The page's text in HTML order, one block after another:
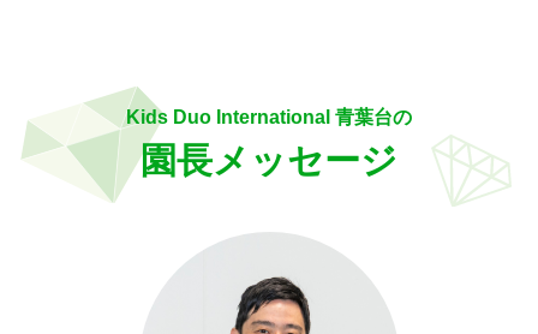
Kids Duo International 青葉台の
園長メッセージ